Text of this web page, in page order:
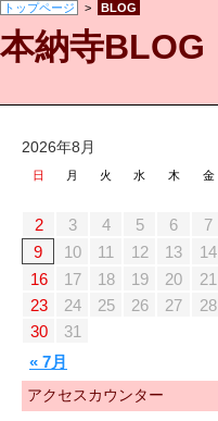
本納寺BLOG
トップページ > BLOG
2026年8月
日 月 火 水 木 金
« 7月
2
3 4 5 6 7
9
10 11 12 13 14
16
17 18 19 20 21
23
24 25 26 27 28
30
31
アクセスカウンター